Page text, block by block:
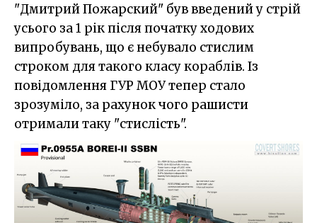
"Дмитрий Пожарский" був введений у стрій
усього за 1 рік після початку ходових
випробувань, що є небувало стислим
строком для такого класу кораблів. Із
повідомлення ГУР МОУ тепер стало
зрозуміло, за рахунок чого рашисти
отримали таку "стислість".